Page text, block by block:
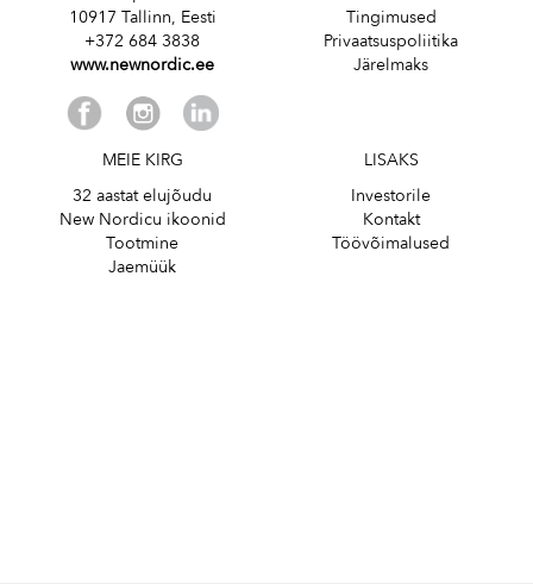
10917 Tallinn, Eesti
+372 684 3838
www.newnordic.ee
Tingimused
Privaatsuspoliitika
Järelmaks
MEIE KIRG
32 aastat elujõudu
New Nordicu ikoonid
Tootmine
Jaemüük
LISAKS
Investorile
Kontakt
Töövõimalused